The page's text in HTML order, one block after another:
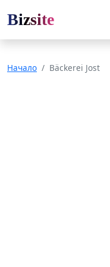
Bizsite
Начало Bäckerei Jost